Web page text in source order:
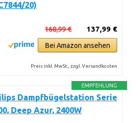
20)
137,99 €
168,99 €
Bei Amazon ansehen
Preis inkl. MwSt., zzgl. Versandkosten
EMPFEHLUNG
Dampfbügelstation Serie
Deep Azur, 2400W